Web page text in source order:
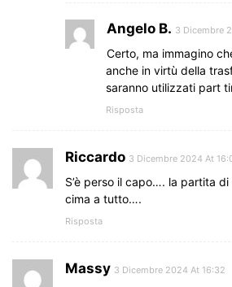
Angelo B. 3 Dicembre
Certo, ma immagino
anche in virtù della
saranno utilizzati part
Risposta
Riccardo 3 Dicembre 2024 At
S’è perso il capo…. la partita
cima a tutto….
Risposta
Massy 3 Dicembre 2024 At 16:32